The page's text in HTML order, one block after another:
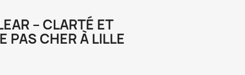
– CLARTÉ ET
PAS CHER À LILLE